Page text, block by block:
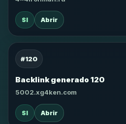
SI Abrir
#120
Backlink generado 120
5002.xg4ken.com
SI Abrir